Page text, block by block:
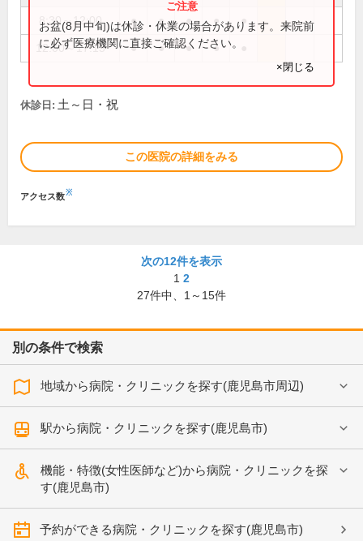
8:30～12:00 ● ● ● ● ●
12:00～17:15 ● ● ● ●
お盆(8月中旬)は休診・休業の場合があります。来院前
に必ず医療機関に直接ご確認ください。
×閉じる
休診日: 土～日・祝
この医院の詳細をみる
アクセス数※
次の12件を表示
1 2
27件中、 1～15件
別の条件で検索
地域から病院・クリニックを探す(鹿児島市周辺)
駅から病院・クリニックを探す(鹿児島市)
機能・特徴(女性医師など)から病院・クリニックを探
す(鹿児島市)
予約ができる病院・クリニックを探す(鹿児島市)